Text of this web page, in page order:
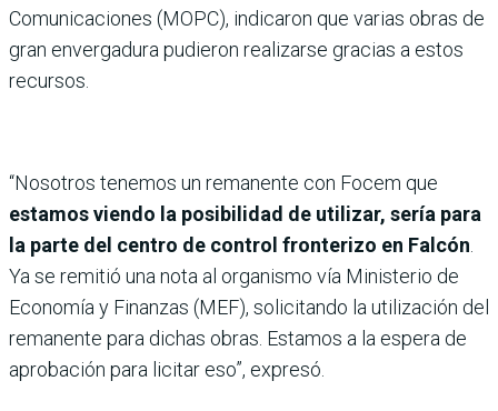
Comunicaciones (MOPC), indicaron que varias obras de
gran envergadura pudieron realizarse gracias a estos
recursos.
“Nosotros tenemos un remanente con Focem que
estamos viendo la posibilidad de utilizar, sería para
la parte del centro de control fronterizo en Falcón
Ya se remitió una nota al organismo vía Ministerio de
Economía y Finanzas (MEF), solicitando la utilización del
remanente para dichas obras. Estamos a la espera de
aprobación para licitar eso”, expresó.